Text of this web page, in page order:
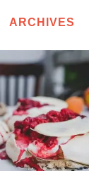
ARCHIVES